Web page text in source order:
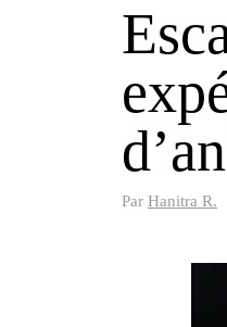
Par Hanitra R.